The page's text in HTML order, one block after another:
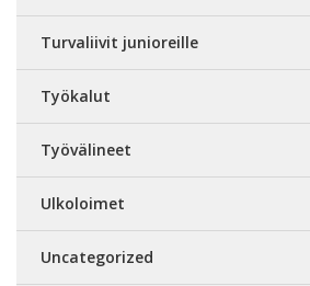
Turvaliivit junioreille
Työkalut
Työvälineet
Ulkoloimet
Uncategorized